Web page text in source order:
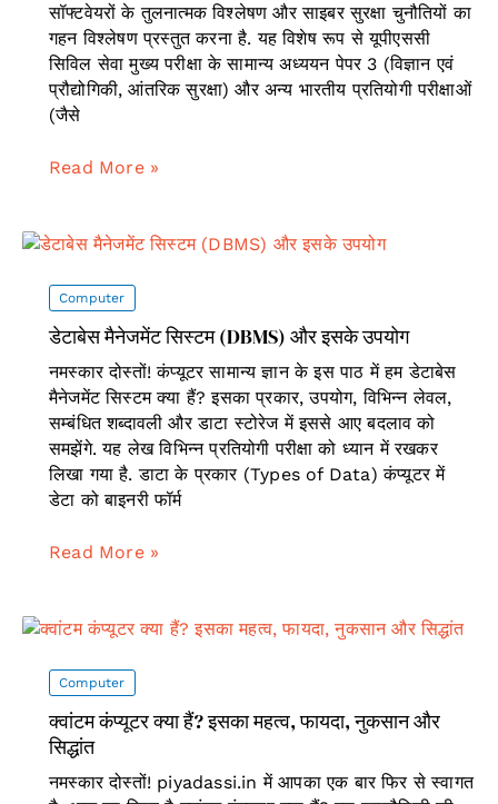
Scientific
fields
सॉफ्टवेयरों के तुलनात्मक विश्लेषण और साइबर सुरक्षा चुनौतियों का
गहन विश्लेषण प्रस्तुत करना है. यह विशेष रूप से यूपीएससी
सिविल सेवा मुख्य परीक्षा के सामान्य अध्ययन पेपर 3 (विज्ञान एवं
प्रौद्योगिकी, आंतरिक सुरक्षा) और अन्य भारतीय प्रतियोगी परीक्षाओं
(जैसे
वेब
प्रकार,
प्रयोग
उदाहरण
Read More »
Computer
डेटाबेस मैनेजमेंट सिस्टम (DBMS) और इसके उपयोग
नमस्कार दोस्तों! कंप्यूटर सामान्य ज्ञान के इस पाठ में हम डेटाबेस
मैनेजमेंट सिस्टम क्या हैं? इसका प्रकार, उपयोग, विभिन्न लेवल,
सम्बंधित शब्दावली और डाटा स्टोरेज में इससे आए बदलाव को
समझेंगे. यह लेख विभिन्न प्रतियोगी परीक्षा को ध्यान में रखकर
लिखा गया है. डाटा के प्रकार (Types of Data) कंप्यूटर में
डेटा को बाइनरी फॉर्म
डेटाबेस
(DBMS)
इसके
Read More »
Computer
क्वांटम कंप्यूटर क्या हैं? इसका महत्व, फायदा, नुकसान और
सिद्धांत
नमस्कार दोस्तों! piyadassi.in में आपका एक बार फिर से स्वागत